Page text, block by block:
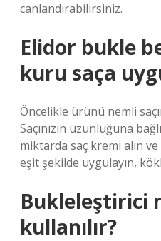
canlandırabilirsiniz.
Elidor bukle
kuru saça
Öncelikle ürünü nemli
Saçınızın uzunluğuna
miktarda saç kremi alın ve
eşit şekilde uygulayın,
Bukleleştirici
kullanılır?